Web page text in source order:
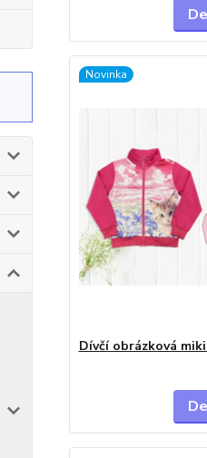
Novinka
Dívčí obrázková